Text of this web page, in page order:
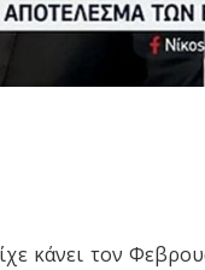
κάνει τον